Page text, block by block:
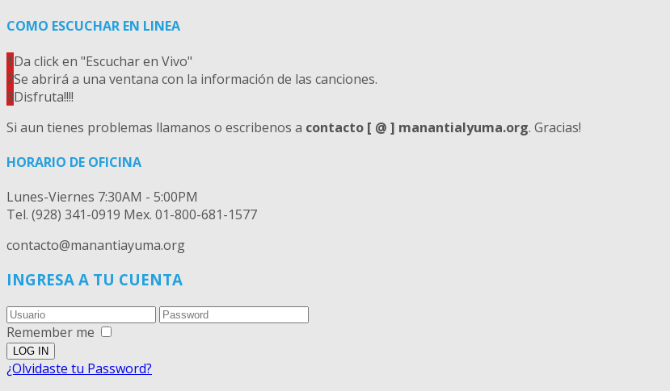
COMO ESCUCHAR EN LINEA
1Da click en "Escuchar en Vivo"
2Se abrirá a una ventana con la información de las canciones.
3Disfruta!!!!
Si aun tienes problemas llamanos o escribenos a contacto [ @ ] manantialyuma.org. Gracias!
HORARIO DE OFICINA
Lunes-Viernes 7:30AM - 5:00PM
Tel. (928) 341-0919 Mex. 01-800-681-1577
contacto@manantiayuma.org
INGRESA A TU CUENTA
Remember me
¿Olvidaste tu Password?